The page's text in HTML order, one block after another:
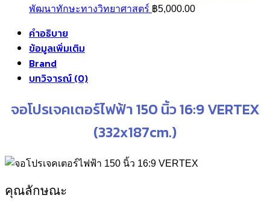
พัฒนาทักษะทางวิทยาศาสตร์ ฿5,000.00
คำอธิบาย
ข้อมูลเพิ่มเติม
Brand
บทวิจารณ์ (0)
จอโปรเจคเตอร์ไฟฟ้า 150 นิ้ว 16:9 VERTEX
(332x187cm.)
คุณลักษณะ